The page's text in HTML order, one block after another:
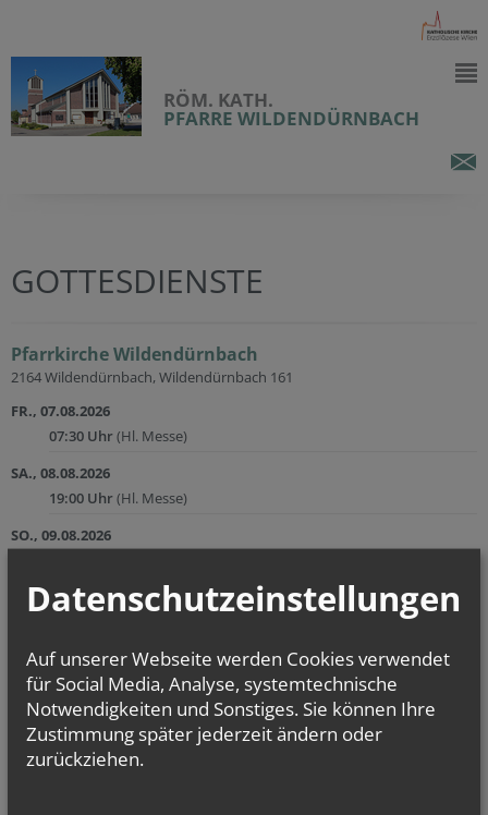
RÖM. KATH.
PFARRE WILDENDÜRNBACH
GOTTESDIENSTE
Pfarrkirche Wildendürnbach
2164 Wildendürnbach, Wildendürnbach 161
FR., 07.08.2026
07:30 Uhr(Hl. Messe)
SA., 08.08.2026
19:00 Uhr(Hl. Messe)
SO., 09.08.2026
FR., 14.08.2026
SA., 15.08.2026
19:00 Uhr(Hl. Messe)
SO., 16.08.2026
09:30 Uhr(Hl. Messe)
Datenschutzeinstellungen
Auf unserer Webseite werden Cookies verwendet
für Social Media, Analyse, systemtechnische
Notwendigkeiten und Sonstiges. Sie können Ihre
Zustimmung später jederzeit ändern oder
zurückziehen.